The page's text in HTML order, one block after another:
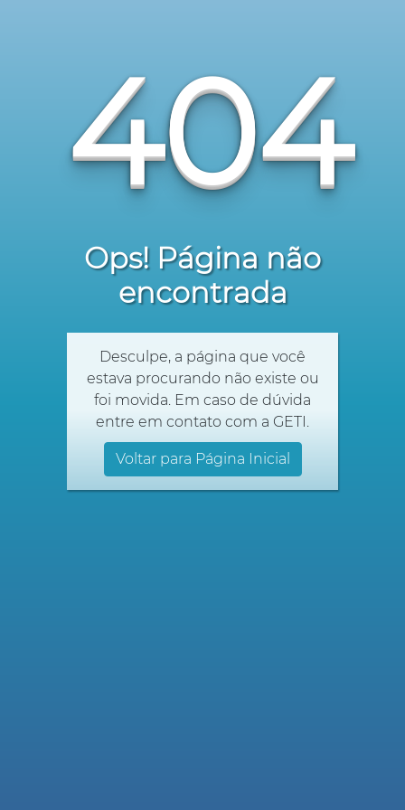
404
Ops! Página não
encontrada
Desculpe, a página que você
estava procurando não existe ou
foi movida. Em caso de dúvida
entre em contato com a GETI.
Voltar para Página Inicial